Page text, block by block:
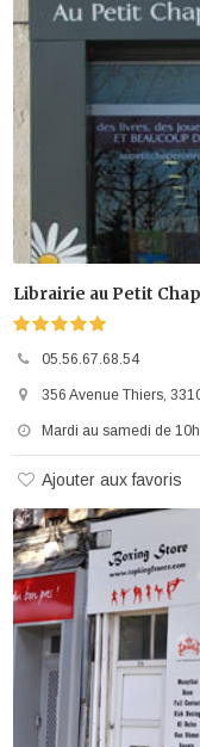
Librairie au Petit
05.56.67.68.54
356 Avenue Thiers,
Mardi au samedi de
Ajouter aux favoris